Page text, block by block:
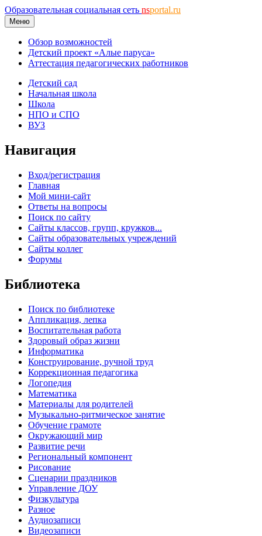
Образовательная социальная сеть nsportal.ru
Меню
Обзор возможностей
Детский проект «Алые паруса»
Аттестация педагогических работников
Детский сад
Начальная школа
Школа
НПО и СПО
ВУЗ
Навигация
Вход/регистрация
Главная
Мой мини-сайт
Ответы на вопросы
Поиск по сайту
Сайты классов, групп, кружков...
Сайты образовательных учреждений
Сайты коллег
Форумы
Библиотека
Поиск по библиотеке
Аппликация, лепка
Воспитательная работа
Здоровый образ жизни
Информатика
Конструирование, ручной труд
Коррекционная педагогика
Логопедия
Математика
Материалы для родителей
Музыкально-ритмическое занятие
Обучение грамоте
Окружающий мир
Развитие речи
Региональный компонент
Рисование
Сценарии праздников
Управление ДОУ
Физкультура
Разное
Аудиозаписи
Видеозаписи